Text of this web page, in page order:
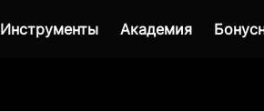
Инструменты Академия